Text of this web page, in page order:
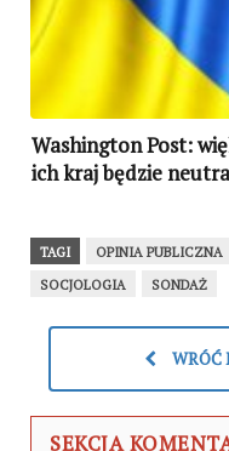
Washington Post:
ich kraj będzie
TAGI OPINIA PUBLICZNA
SOCJOLOGIA
SONDAŻ
WRÓĆ
SEKCJA